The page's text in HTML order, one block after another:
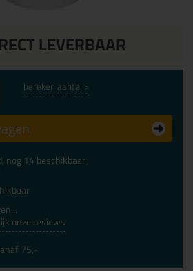
LEVERBAAR
bereken aantal >
nog 14 beschikbaar
onze reviews
75,-